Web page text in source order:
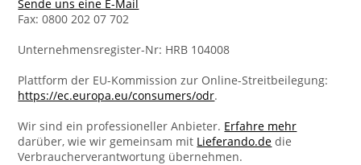
Sende uns eine E-Mail
Fax: 0800 202 07 702
Unternehmensregister-Nr: HRB 104008
Plattform der EU-Kommission zur Online-Streitbeilegung:
https://ec.europa.eu/consumers/odr.
Wir sind ein professioneller Anbieter. Erfahre mehr
darüber, wie wir gemeinsam mit Lieferando.de die
Verbraucherverantwortung übernehmen.